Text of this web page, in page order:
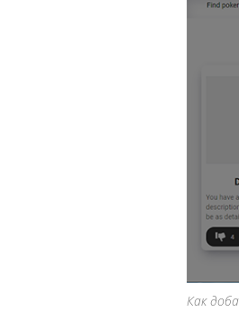
Как